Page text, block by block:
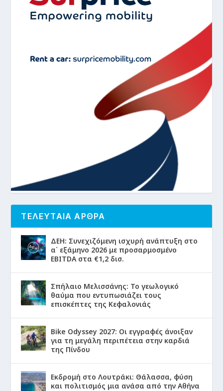
ΤΕΛΕΥΤΑΙΑ ΑΡΘΡΑ
ΔΕΗ: Συνεχιζόμενη ισχυρή ανάπτυξη στο
α΄ εξάμηνο 2026 με προσαρμοσμένο
EBITDA στα €1,2 δισ.
Σπήλαιο Μελισσάνης: Το γεωλογικό
θαύμα που εντυπωσιάζει τους
επισκέπτες της Κεφαλονιάς
Bike Odyssey 2027: Οι εγγραφές άνοιξαν
για τη μεγάλη περιπέτεια στην καρδιά
της Πίνδου
Εκδρομή στο Λουτράκι: Θάλασσα, φύση
και πολιτισμός μια ανάσα από την Αθήνα